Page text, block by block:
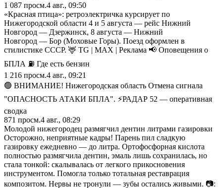
1 087 просм.4 авг., 09:50
«Красная птица»: ретроэлектричка курсирует по
Нижегородской области 4 и 5 августа — рейс Нижний
Новгород — Дзержинск, 8 августа — Нижний
Новгород — Бор (Моховые Горы). Поезд оформлен в
стилистике СССР. 🦌 TG | MAX | Реклама 📢 Оповещения о
БПЛА ⛽️ Где есть бензин
1 216 просм.4 авг., 09:21
🟢 ВНИМАНИЕ! Нижегородская область Отмена сигнала
"ОПАСНОСТЬ АТАКИ БПЛА". ⚡️РАДАР 52 — оперативная
сводка
871 просм.4 авг., 08:29
Молодой нижегородец размягчил дентин литрами газировки
Осторожно, неприятные кадры! Парень пил сладкую
газировку ежедневно — до литра. Ортофосфорная кислота
полностью размягчила дентин, эмаль лишь сохранилась, но
стала тонкой: скалывалась от легкого прикосновения
инструментом. Помогла только тотальная реставрация
композитом. Нервы не тронули — зубы остались живыми. 📷: